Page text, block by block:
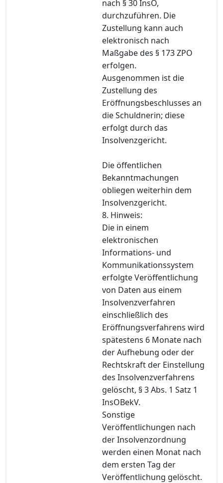
nach § 30 InsO,
durchzuführen. Die
Zustellung kann auch
elektronisch nach
Maßgabe des § 173 ZPO
erfolgen.
Ausgenommen ist die
Zustellung des
Eröffnungsbeschlusses an
die Schuldnerin; diese
erfolgt durch das
Insolvenzgericht.
Die öffentlichen
Bekanntmachungen
obliegen weiterhin dem
Insolvenzgericht.
8. Hinweis:
Die in einem
elektronischen
Informations- und
Kommunikationssystem
erfolgte Veröffentlichung
von Daten aus einem
Insolvenzverfahren
einschließlich des
Eröffnungsverfahrens wird
spätestens 6 Monate nach
der Aufhebung oder der
Rechtskraft der Einstellung
des Insolvenzverfahrens
gelöscht, § 3 Abs. 1 Satz 1
InsOBekV.
Sonstige
Veröffentlichungen nach
der Insolvenzordnung
werden einen Monat nach
dem ersten Tag der
Veröffentlichung gelöscht.